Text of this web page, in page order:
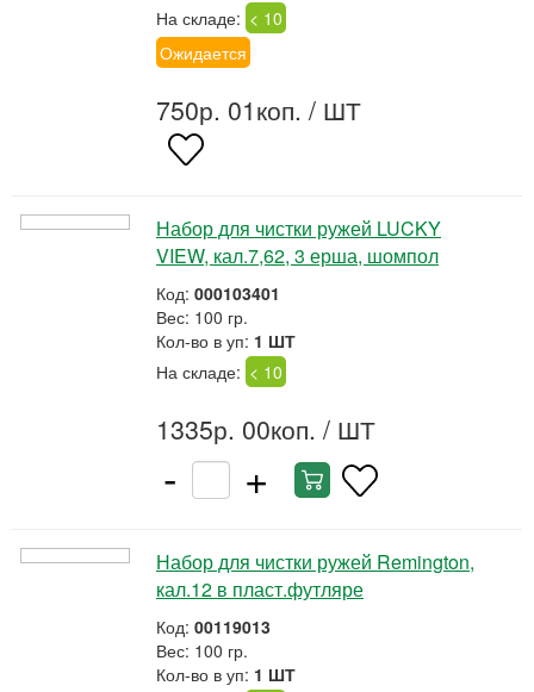
На складе: < 10
Ожидается
750р. 01коп. / ШТ
Набор для чистки ружей LUCKY
VIEW, кал.7,62, 3 ерша, шомпол
Код: 000103401
Вес: 100 гр.
Кол-во в уп: 1 ШТ
На складе: < 10
1335р. 00коп. / ШТ
- +
Набор для чистки ружей Remington,
кал.12 в пласт.футляре
Код: 00119013
Вес: 100 гр.
Кол-во в уп: 1 ШТ